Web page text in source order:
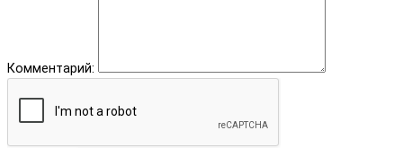
Комментарий: